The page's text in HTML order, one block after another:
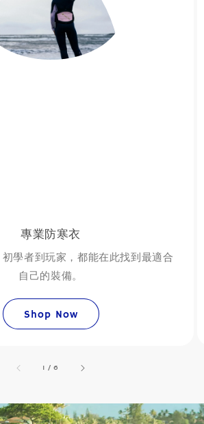
專業防寒衣
學者到玩家，都能在此找到最適合
自己的裝備。
Shop Now
1 /accessibility.of
6